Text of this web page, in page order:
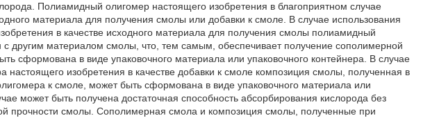
Полиамидный олигомер настоящего изобретения в благоприятном случае
материала для получения смолы или добавки к смоле. В случае использования
в качестве исходного материала для получения смолы полиамидный
другим материалом смолы, что, тем самым, обеспечивает получение сополимерной
сформована в виде упаковочного материала или упаковочного контейнера. В случае
настоящего изобретения в качестве добавки к смоле композиция смолы, полученная в
к смоле, может быть сформована в виде упаковочного материала или
может быть получена достаточная способность абсорбирования кислорода без
прочности смолы. Сополимерная смола и композиция смолы, полученные при